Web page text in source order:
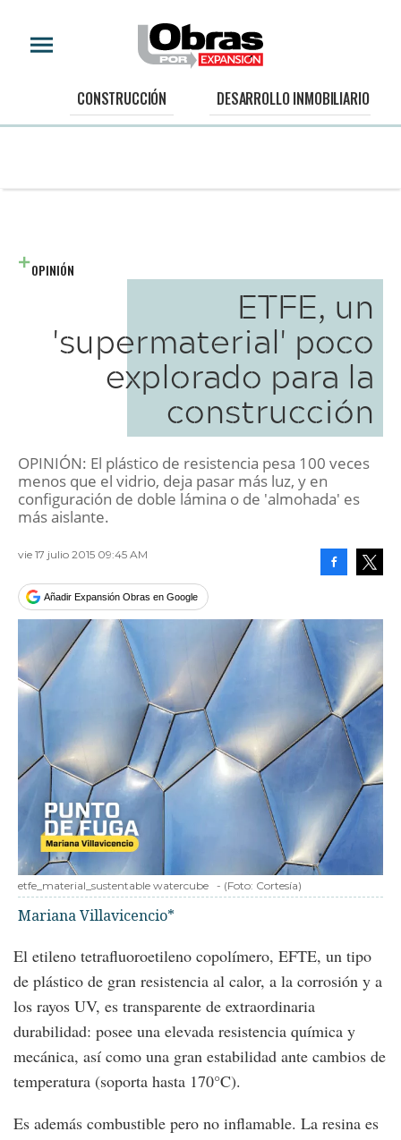
CONSTRUCCIÓN DESARROLLO INMOBILIARIO
OPINIÓN
ETFE, un
'supermaterial' poco
explorado para la
construcción
OPINIÓN: El plástico de resistencia pesa 100 veces
menos que el vidrio, deja pasar más luz, y en
configuración de doble lámina o de 'almohada' es
más aislante.
vie 17 julio 2015 09:45 AM
Añadir Expansión Obras en Google
etfe_material_sustentable watercube - (Foto: Cortesía)
Mariana Villavicencio*
El etileno tetrafluoroetileno copolímero, EFTE, un tipo
de plástico de gran resistencia al calor, a la corrosión y a
los rayos UV, es transparente de extraordinaria
durabilidad: posee una elevada resistencia química y
mecánica, así como una gran estabilidad ante cambios de
temperatura (soporta hasta 170°C).
Es además combustible pero no inflamable. La resina es